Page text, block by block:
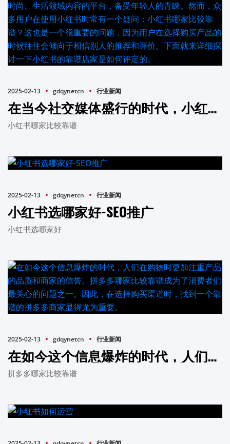
2025-02-13 gdqynetcn 行业新闻
在当今社交媒体盛行的时代，小红书作为一款聚焦美妆、时尚、生活领域内容的平台，备受年轻人的青睐。然而，众多用户在使用小红书时常有一个疑问：小红书哪家比较靠谱？这也是一个很重要的问题，因为用户在选择购买产品的时候往往会倾向于相信别人的推荐和评价。下面就来详细探讨一下小红书的靠谱店家是如何评定的。
小红书哪家比较靠谱
2025-02-13 gdqynetcn 行业新闻
小红书选哪家好-SEO推广
小红书选哪家好
2025-02-13 gdqynetcn 行业新闻
在如今这个信息爆炸的时代，人们在购物时更加注重产品的品质和商家的信誉。拼多多哪家比较靠谱成为了消费者们最关心的问题之一。因此，在选择购买渠道时，找到一个靠谱的拼多多商家显得尤为重要。
拼多多哪家比较靠谱